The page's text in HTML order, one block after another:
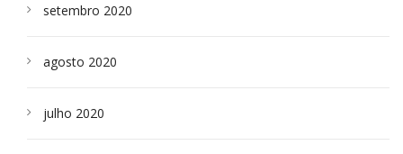
setembro 2020
agosto 2020
julho 2020